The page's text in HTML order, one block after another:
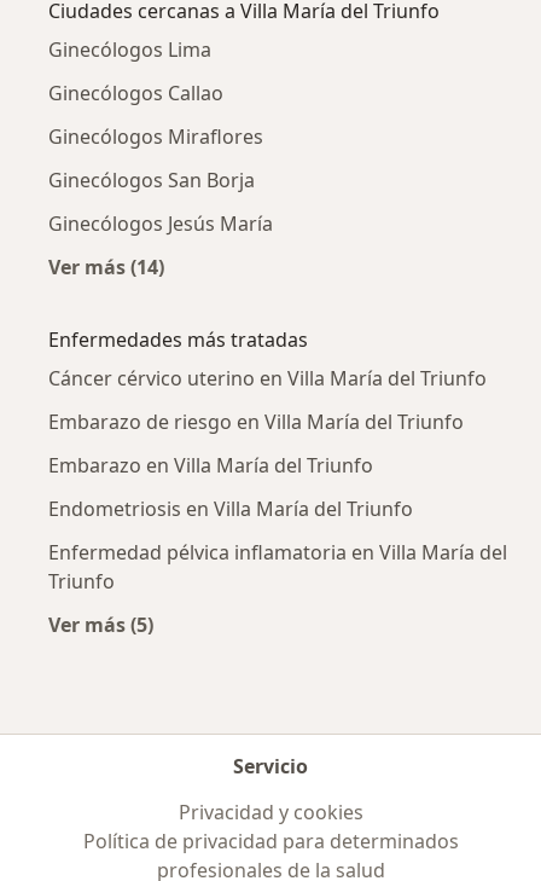
Ciudades cercanas a Villa María del Triunfo
Ginecólogos Lima
Ginecólogos Callao
Ginecólogos Miraflores
Ginecólogos San Borja
Ginecólogos Jesús María
Ver más (14)
Enfermedades más tratadas
Cáncer cérvico uterino en Villa María del Triunfo
Embarazo de riesgo en Villa María del Triunfo
Embarazo en Villa María del Triunfo
Endometriosis en Villa María del Triunfo
Enfermedad pélvica inflamatoria en Villa María del
Triunfo
Ver más (5)
Servicio
Privacidad y cookies
Política de privacidad para determinados
profesionales de la salud